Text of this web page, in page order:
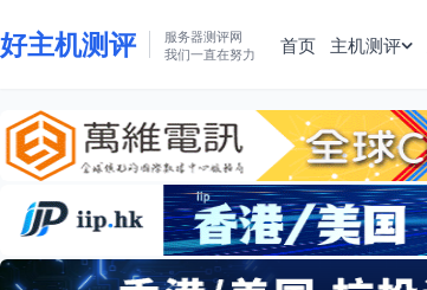
好主机测评
服务器测评网
我们一直在努力
首页 主机测评